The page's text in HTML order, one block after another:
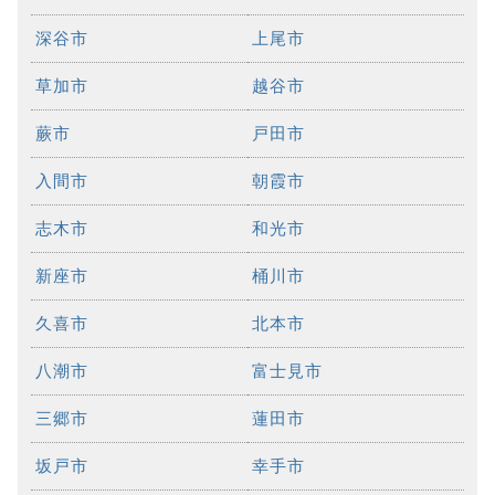
深谷市 上尾市
草加市 越谷市
蕨市 戸田市
入間市 朝霞市
志木市 和光市
新座市 桶川市
久喜市 北本市
八潮市 富士見市
三郷市 蓮田市
坂戸市 幸手市